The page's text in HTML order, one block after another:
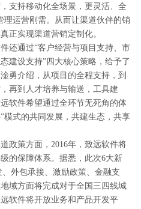
支持移动化全场景，更灵活、全
理运营刚需。从而让渠道伙伴的销
正实现渠道营销定制化。
还通过“客户经营与项目支持、市
建设支持”四大核心策略，给予了
勇介绍，从项目的全程支持，到
再到人才培养与输送，工具建
软件希望通过全环节无死角的体
模式的共同发展，共建生态，共享
政策方面，2016年，致远软件将
的保障体系。据悉，此次6大新
外包承接、激励政策、金融支
域方面将完成对于全国三四线城
软件将开放业务和产品开发平